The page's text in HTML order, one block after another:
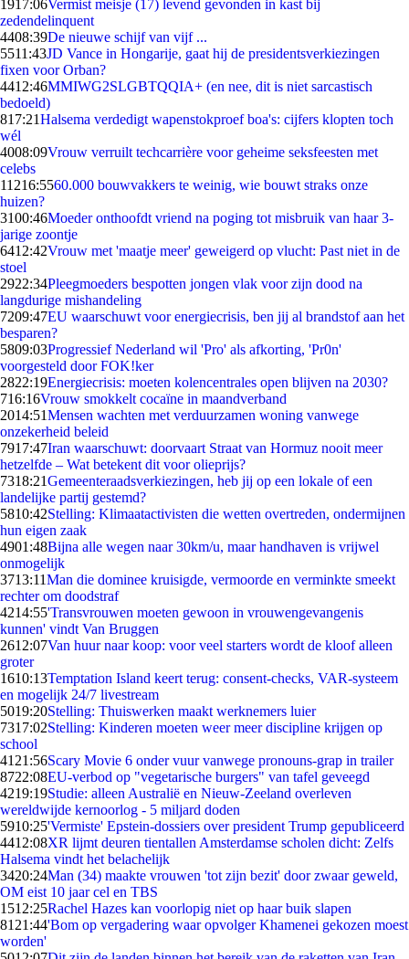
1917:06Vermist meisje (17) levend gevonden in kast bij
zedendelinquent
4408:39De nieuwe schijf van vijf ...
5511:43JD Vance in Hongarije, gaat hij de presidentsverkiezingen
fixen voor Orban?
4412:46MMIWG2SLGBTQQIA+ (en nee, dit is niet sarcastisch
bedoeld)
817:21Halsema verdedigt wapenstokproef boa's: cijfers klopten toch
wél
4008:09Vrouw verruilt techcarrière voor geheime seksfeesten met
celebs
11216:5560.000 bouwvakkers te weinig, wie bouwt straks onze
huizen?
3100:46Moeder onthoofdt vriend na poging tot misbruik van haar 3-
jarige zoontje
6412:42Vrouw met 'maatje meer' geweigerd op vlucht: Past niet in de
stoel
2922:34Pleegmoeders bespotten jongen vlak voor zijn dood na
langdurige mishandeling
7209:47EU waarschuwt voor energiecrisis, ben jij al brandstof aan het
besparen?
5809:03Progressief Nederland wil 'Pro' als afkorting, 'Pr0n'
voorgesteld door FOK!ker
2822:19Energiecrisis: moeten kolencentrales open blijven na 2030?
716:16Vrouw smokkelt cocaïne in maandverband
2014:51Mensen wachten met verduurzamen woning vanwege
onzekerheid beleid
7917:47Iran waarschuwt: doorvaart Straat van Hormuz nooit meer
hetzelfde – Wat betekent dit voor olieprijs?
7318:21Gemeenteraadsverkiezingen, heb jij op een lokale of een
landelijke partij gestemd?
5810:42Stelling: Klimaatactivisten die wetten overtreden, ondermijnen
hun eigen zaak
4901:48Bijna alle wegen naar 30km/u, maar handhaven is vrijwel
onmogelijk
3713:11Man die dominee kruisigde, vermoorde en verminkte smeekt
rechter om doodstraf
4214:55'Transvrouwen moeten gewoon in vrouwengevangenis
kunnen' vindt Van Bruggen
2612:07Van huur naar koop: voor veel starters wordt de kloof alleen
groter
1610:13Temptation Island keert terug: consent-checks, VAR-systeem
en mogelijk 24/7 livestream
5019:20Stelling: Thuiswerken maakt werknemers luier
7317:02Stelling: Kinderen moeten weer meer discipline krijgen op
school
41 21:56Scary Movie 6 onder vuur vanwege pronouns-grap in trailer
8722:08EU-verbod op "vegetarische burgers" van tafel geveegd
4219:19Studie: alleen Australië en Nieuw-Zeeland overleven
wereldwijde kernoorlog - 5 miljard doden
5910:25'Vermiste' Epstein-dossiers over president Trump gepubliceerd
4412:08XR lijmt deuren tientallen Amsterdamse scholen dicht: Zelfs
Halsema vindt het belachelijk
3420:24Man (34) maakte vrouwen 'tot zijn bezit' door zwaar geweld,
OM eist 10 jaar cel en TBS
1512:25Rachel Hazes kan voorlopig niet op haar buik slapen
81 21:44'Bom op vergadering waar opvolger Khamenei gekozen moest
worden'